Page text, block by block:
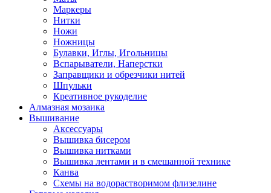
Маркеры
Нитки
Ножи
Ножницы
Булавки, Иглы, Игольницы
Вспарыватели, Наперстки
Заправщики и обрезчики нитей
Шпульки
Креативное рукоделие
Алмазная мозаика
Вышивание
Аксессуары
Вышивка бисером
Вышивка нитками
Вышивка лентами и в смешанной технике
Канва
Схемы на водорастворимом флизелине